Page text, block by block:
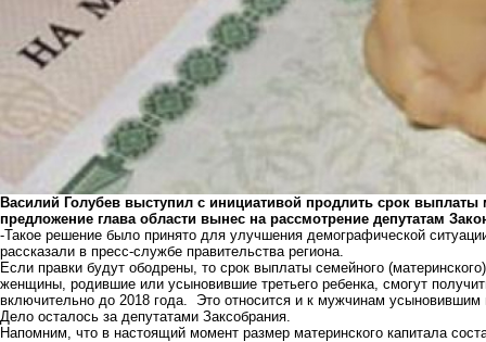
Василий Голубев выступил с инициативой продлить срок выплаты
предложение глава области вынес на рассмотрение депутатам
-Такое решение было принято для улучшения демографической
рассказали в пресс-службе правительства региона.
Если правки будут ободрены, то срок выплаты семейного
женщины, родившие или усыновившие третьего ребенка, смогут
включительно до 2018 года. Это относится и к мужчинам усыновившим
Дело осталось за депутатами Заксобрания.
Напомним, что в настоящий момент размер материнского капитала